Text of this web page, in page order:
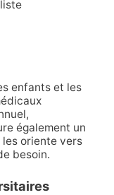
enfants et les
également un
oriente vers
besoin.